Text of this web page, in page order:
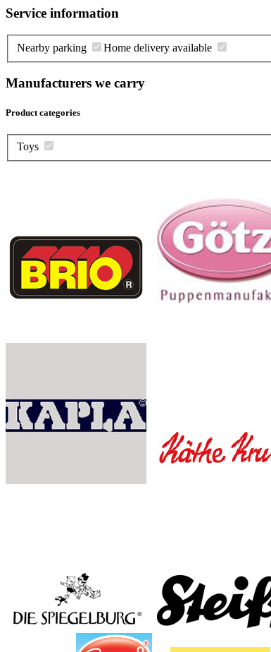
Service information
Nearby parking Home delivery available
Manufacturers we carry
Product categories
Toys